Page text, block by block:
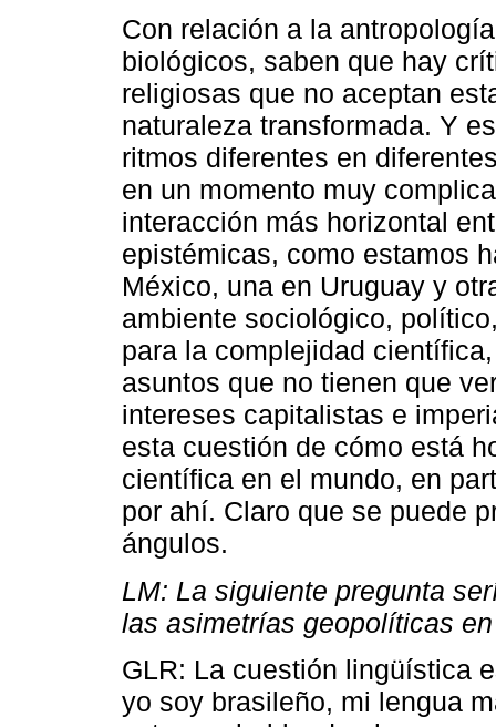
Con relación a la
biológicos, saben que hay
religiosas que no aceptan
naturaleza transformada. Y
ritmos diferentes en
en un momento muy
interacción más horizontal
epistémicas, como estamos
México, una en Uruguay y
ambiente sociológico,
para la complejidad
asuntos que no tienen que
intereses capitalistas e
esta cuestión de cómo está
científica en el mundo, en
por ahí. Claro que se puede
ángulos.
LM: La siguiente pregunta
las asimetrías geopolíticas
GLR: La cuestión lingüística
yo soy brasileño, mi lengua